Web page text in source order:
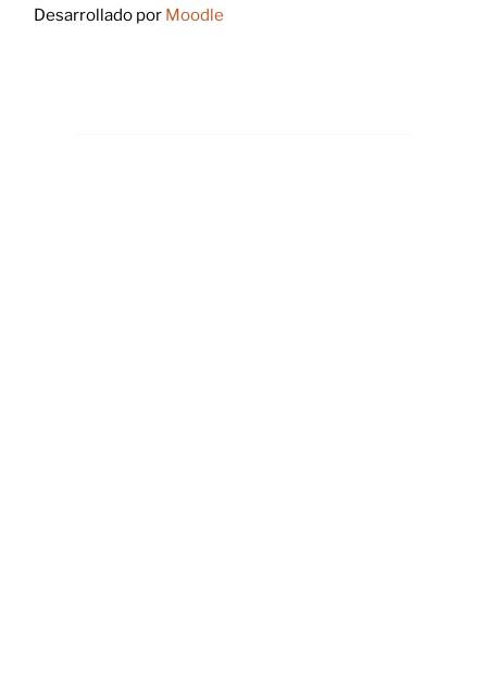
Desarrollado por Moodle